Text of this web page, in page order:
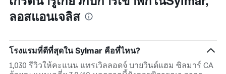
ของ
ห้อง
พัก
ลอสแอนเจลิส
โรงแรมที่ดีที่สุดใน Sylmar คือที่ไหน?
1,030 รีวิวให้คะแนน แทรเวิลลอดจ์ บายวินด์แฮม ซิลมาร์ CA